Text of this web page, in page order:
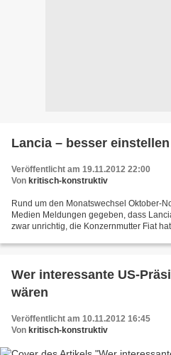
Lancia – besser
Veröffentlicht am 19.11.2012 22:00
Von kritisch-konstruktiv
Rund um den Monatswechsel Oktober-
Medien Meldungen gegeben, dass
zwar unrichtig, die Konzernmutter Fiat
Wer interessante US-
wären
Veröffentlicht am 10.11.2012 16:45
Von kritisch-konstruktiv